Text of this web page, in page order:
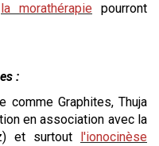
la morathérapie pourront
:
comme Graphites, Thuja
en association avec la
et surtout l'ionocinèse